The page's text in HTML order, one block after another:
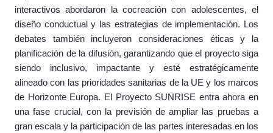
interactivos abordaron la cocreación con adolescentes, el
diseño conductual y las estrategias de implementación. Los
debates también incluyeron consideraciones éticas y la
planificación de la difusión, garantizando que el proyecto siga
siendo inclusivo, impactante y esté estratégicamente
alineado con las prioridades sanitarias de la UE y los marcos
de Horizonte Europa. El Proyecto SUNRISE entra ahora en
una fase crucial, con la previsión de ampliar las pruebas a
gran escala y la participación de las partes interesadas en los